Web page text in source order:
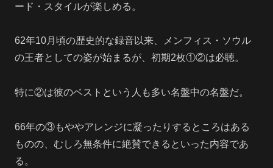
ード・スタイルが楽しめる。
62年10月頃の歴史的な録音以来、メンフィス・ソウル
の王者としての姿が始まるが、初期2枚①②は必聴。
特に②は彼のベストという人も多い名盤中の名盤だ。
66年の③もややアレンジに凝ったりするところはある
ものの、むしろ無条件に絶賛できるといった内容であ
る。